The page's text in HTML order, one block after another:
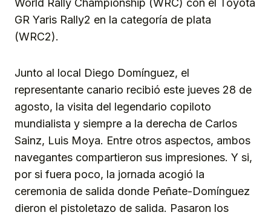
World Rally Championship (WRC) con el Toyota
GR Yaris Rally2 en la categoría de plata
(WRC2).
Junto al local Diego Domínguez, el
representante canario recibió este jueves 28 de
agosto, la visita del legendario copiloto
mundialista y siempre a la derecha de Carlos
Sainz, Luis Moya. Entre otros aspectos, ambos
navegantes compartieron sus impresiones. Y si,
por si fuera poco, la jornada acogió la
ceremonia de salida donde Peñate-Domínguez
dieron el pistoletazo de salida. Pasaron los